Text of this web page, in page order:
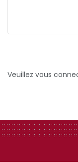
Veuillez vous